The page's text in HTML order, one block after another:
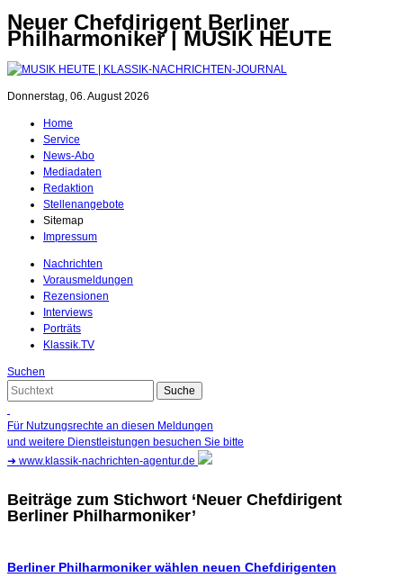
Neuer Chefdirigent Berliner
Philharmoniker | MUSIK HEUTE
Donnerstag, 06. August 2026
Home
Service
News-Abo
Mediadaten
Redaktion
Stellenangebote
Sitemap
Impressum
Nachrichten
Vorausmeldungen
Rezensionen
Interviews
Porträts
Klassik.TV
Suchen
Für Nutzungsrechte an diesen Meldungen
und weitere Dienstleistungen besuchen Sie bitte
➜ www.klassik-nachrichten-agentur.de
Beiträge zum Stichwort ‘Neuer Chefdirigent
Berliner Philharmoniker’
Berliner Philharmoniker wählen neuen Chefdirigenten